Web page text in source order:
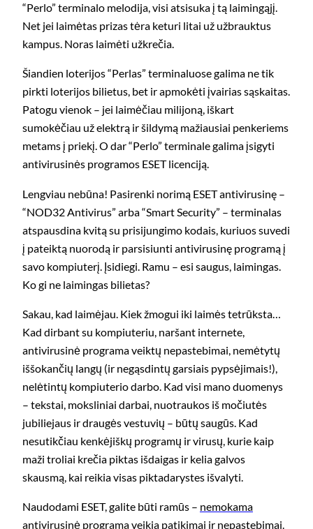
“Perlo” terminalo melodija, visi atsisuka į tą laimingąjį.
Net jei laimėtas prizas tėra keturi litai už užbrauktus
kampus. Noras laimėti užkrečia.
Šiandien loterijos “Perlas” terminaluose galima ne tik
pirkti loterijos bilietus, bet ir apmokėti įvairias sąskaitas.
Patogu vienok – jei laimėčiau milijoną, iškart
sumokėčiau už elektrą ir šildymą mažiausiai penkeriems
metams į priekį. O dar “Perlo” terminale galima įsigyti
antivirusinės programos ESET licenciją.
Lengviau nebūna! Pasirenki norimą ESET antivirusinę –
“NOD32 Antivirus” arba “Smart Security” – terminalas
atspausdina kvitą su prisijungimo kodais, kuriuos suvedi
į pateiktą nuorodą ir parsisiunti antivirusinę programą į
savo kompiuterį. Įsidiegi. Ramu – esi saugus, laimingas.
Ko gi ne laimingas bilietas?
Sakau, kad laimėjau. Kiek žmogui iki laimės tetrūksta…
Kad dirbant su kompiuteriu, naršant internete,
antivirusinė programa veiktų nepastebimai, nemėtytų
iššokančių langų (ir negąsdintų garsiais pypsėjimais!),
nelėtintų kompiuterio darbo. Kad visi mano duomenys
– tekstai, moksliniai darbai, nuotraukos iš močiutės
jubiliejaus ir draugės vestuvių – būtų saugūs. Kad
nesutikčiau kenkėjiškų programų ir virusų, kurie kaip
maži troliai krečia piktas išdaigas ir kelia galvos
skausmą, kai reikia visas piktadarystes išvalyti.
Naudodami ESET, galite būti ramūs – nemokama
antivirusinė programaveikia patikimai ir nepastebimai.